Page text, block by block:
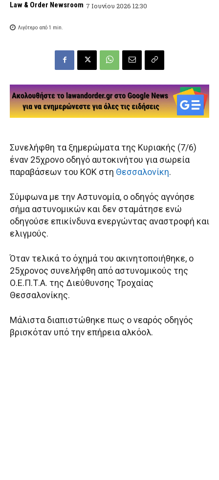
Law & Order Newsroom 7 Ιουνίου 2026 12:30
Λιγότερο από 1 min.
Συνελήφθη τα ξημερώματα της Κυριακής (7/6)
έναν 25χρονο οδηγό αυτοκινήτου για σωρεία
παραβάσεων του ΚΟΚ στη Θεσσαλονίκη.
Σύμφωνα με την Αστυνομία, ο οδηγός αγνόησε
σήμα αστυνομικών και δεν σταμάτησε ενώ
οδηγούσε επικίνδυνα ενεργώντας αναστροφή και
ελιγμούς.
Όταν τελικά το όχημά του ακινητοποιήθηκε, ο
25χρονος συνελήφθη από αστυνομικούς της
Ο.Ε.Π.Τ.Α. της Διεύθυνσης Τροχαίας
Θεσσαλονίκης.
Μάλιστα διαπιστώθηκε πως ο νεαρός οδηγός
βρισκόταν υπό την επήρεια αλκόολ.